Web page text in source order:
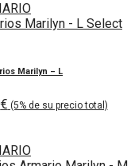
Select
Marilyn – L
€